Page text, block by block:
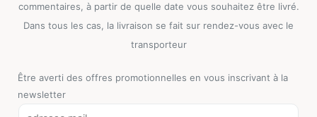
commentaires, à partir de quelle date vous souhaitez être livré.
Dans tous les cas, la livraison se fait sur rendez-vous avec le
transporteur
Être averti des offres promotionnelles en vous inscrivant à la
newsletter